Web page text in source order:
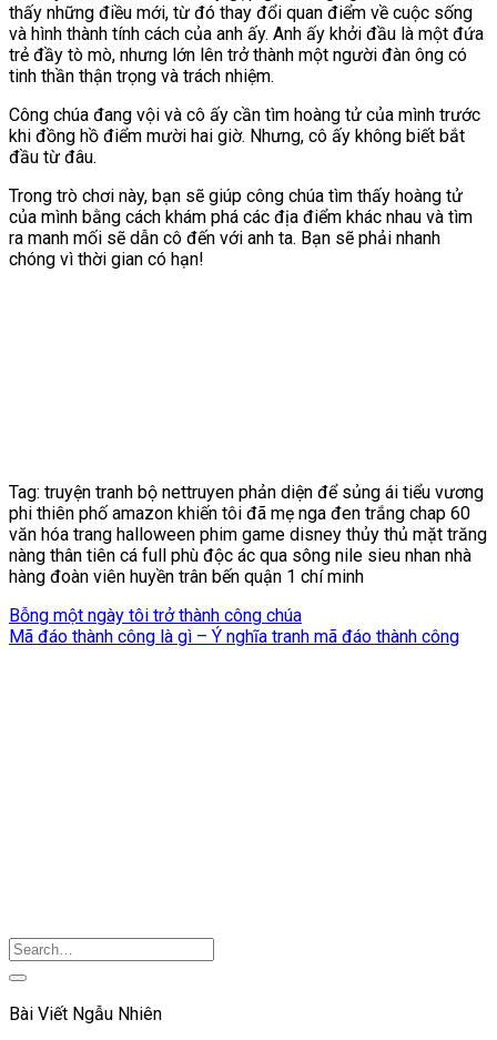
thấy những điều mới, từ đó thay đổi quan điểm về cuộc sống
và hình thành tính cách của anh ấy. Anh ấy khởi đầu là một đứa
trẻ đầy tò mò, nhưng lớn lên trở thành một người đàn ông có
tinh thần thận trọng và trách nhiệm.
Công chúa đang vội và cô ấy cần tìm hoàng tử của mình trước
khi đồng hồ điểm mười hai giờ. Nhưng, cô ấy không biết bắt
đầu từ đâu.
Trong trò chơi này, bạn sẽ giúp công chúa tìm thấy hoàng tử
của mình bằng cách khám phá các địa điểm khác nhau và tìm
ra manh mối sẽ dẫn cô đến với anh ta. Bạn sẽ phải nhanh
chóng vì thời gian có hạn!
Tag: truyện tranh bộ nettruyen phản diện để sủng ái tiểu vương
phi thiên phố amazon khiến tôi đã mẹ nga đen trắng chap 60
văn hóa trang halloween phim game disney thủy thủ mặt trăng
nàng thân tiên cá full phù độc ác qua sông nile sieu nhan nhà
hàng đoàn viên huyền trân bến quận 1 chí minh
Bỗng một ngày tôi trở thành công chúa
Mã đáo thành công là gì – Ý nghĩa tranh mã đáo thành công
Bài Viết Ngẫu Nhiên